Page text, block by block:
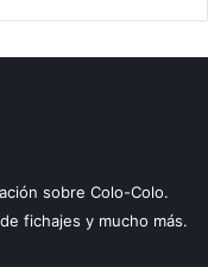
sobre Colo-Colo.
fichajes y mucho más.